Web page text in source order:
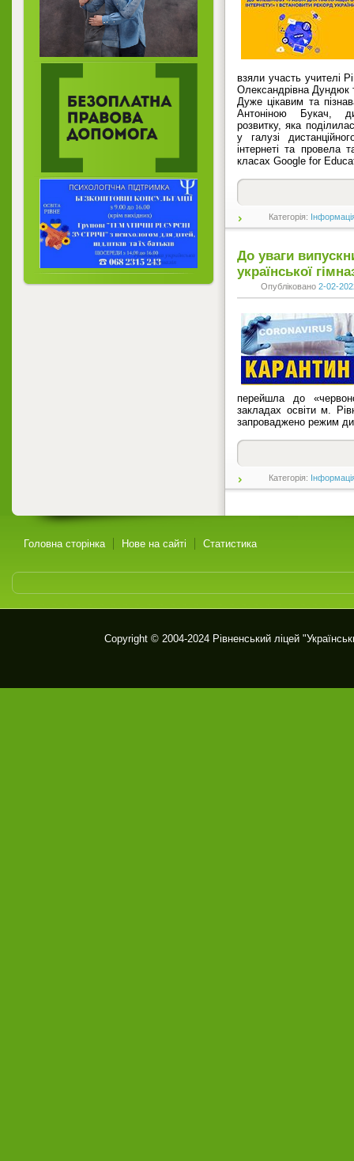
взяли участь учителі
Олександрівна Дундюк
Дуже цікавим та
Антоніною Букач,
розвитку, яка
у галузі
інтернеті та провела
класах Google for
Категорія:
До уваги
української
Опубліковано 2-02-
перейшла до
закладах освіти м.
запроваджено режим
Категорія:
Головна сторінка Нове на сайті Статистика
Copyright © 2004-2024 Рівненський ліцей